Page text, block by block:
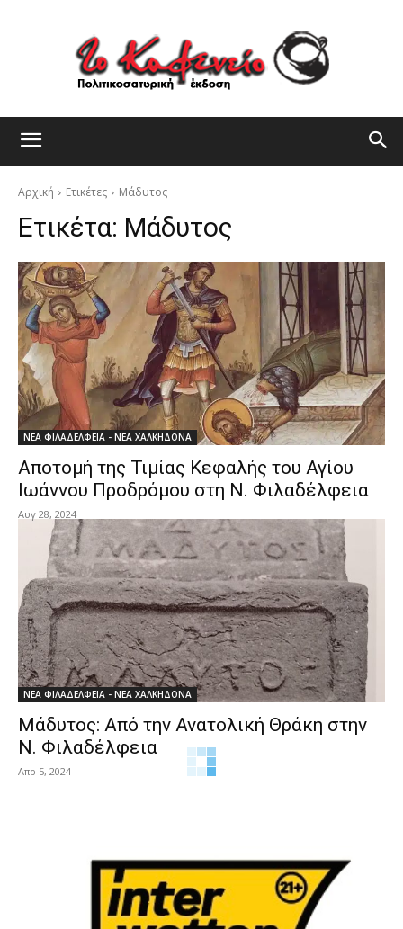
Αρχική Ετικέτες Μάδυτος
Ετικέτα: Μάδυτος
ΝΕΑ ΦΙΛΑΔΕΛΦΕΙΑ - ΝΕΑ ΧΑΛΚΗΔΟΝΑ
Αποτομή της Τιμίας Κεφαλής του Αγίου
Ιωάννου Προδρόμου στη Ν. Φιλαδέλφεια
Αυγ 28, 2024
ΝΕΑ ΦΙΛΑΔΕΛΦΕΙΑ - ΝΕΑ ΧΑΛΚΗΔΟΝΑ
Μάδυτος: Από την Ανατολική Θράκη στην
Ν. Φιλαδέλφεια
Απρ 5, 2024